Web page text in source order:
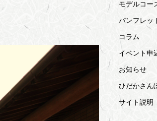
モデルコー
パンフレッ
コラム
イベント申
お知らせ
ひだかさん
サイト説明